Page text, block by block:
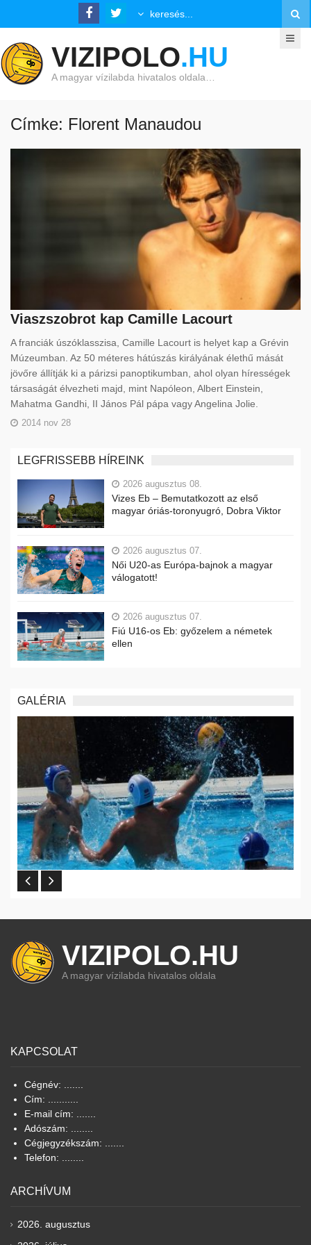
VIZIPOLO.HU
A magyar vízilabda hivatalos oldala…
Címke: Florent Manaudou
Viaszszobrot kap Camille Lacourt
A franciák úszóklasszisa, Camille Lacourt is helyet kap a Grévin
Múzeumban. Az 50 méteres hátúszás királyának élethű mását
jövőre állítják ki a párizsi panoptikumban, ahol olyan hírességek
társaságát élvezheti majd, mint Napóleon, Albert Einstein,
Mahatma Gandhi, II János Pál pápa vagy Angelina Jolie.
2014 nov 28
LEGFRISSEBB HÍREINK
2026 augusztus 08.
Vizes Eb – Bemutatkozott az első
magyar óriás-toronyugró, Dobra Viktor
2026 augusztus 07.
Női U20-as Európa-bajnok a magyar
válogatott!
2026 augusztus 07.
Fiú U16-os Eb: győzelem a németek
ellen
GALÉRIA
VIZIPOLO.HU
A magyar vízilabda hivatalos oldala
KAPCSOLAT
Cégnév: .......
Cím: ...........
E-mail cím: .......
Adószám: ........
Cégjegyzékszám: .......
Telefon: ........
ARCHÍVUM
2026. augusztus